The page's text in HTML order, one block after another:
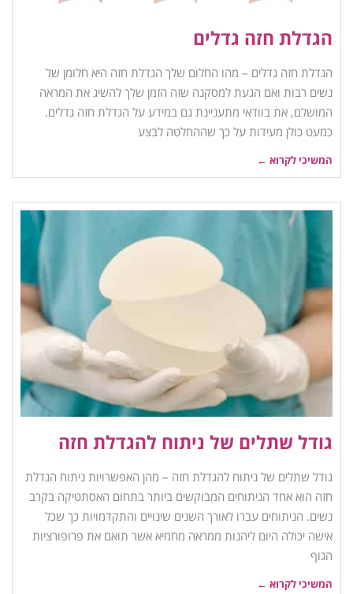
הגדלת חזה גדלים
הגדלת חזה גדלים – מהו החלום שלך הגדלת חזה היא חלומן של
נשים רבות ואם הגעת למסקנה שזה הזמן שלך להשיג את המראה
המושלם, את בוודאי מתעניינת גם במידע על הגדלת חזה גדלים.
כמעט כולן מעידות על כך שההחלטה לבצע
המשיכי לקרוא ←
גודל שתלים של ניתוח להגדלת חזה
גודל שתלים של ניתוח להגדלת חזה – מהן האפשרויות ניתוח הגדלת
חזה הוא אחד הניתוחים המבוקשים ביותר בתחום האסתטיקה בקרב
נשים. הניתוחים עברו לאורך השנים שינויים והתקדמויות כך שכל
אישה יכולה היום ליהנות ממראה מחמיא אשר תואם את פרופורציות
הגוף
המשיכי לקרוא ←